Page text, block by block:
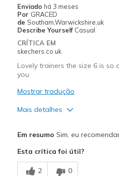
Enviado há 3 meses
Por GRACED
de Southam,Warwickshire,uk
Describe Yourself Casual
CRÍTICA EM
skechers.co.uk
Lovely trainers the size 6 is so
you
Mostrar tradução
Mais detalhes
Breathe Well
Em resumo Sim, eu
Esta crítica foi útil?
2 0